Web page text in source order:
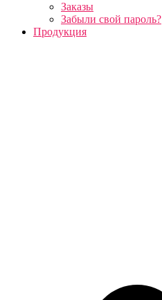
Заказы
Забыли свой пароль?
Продукция